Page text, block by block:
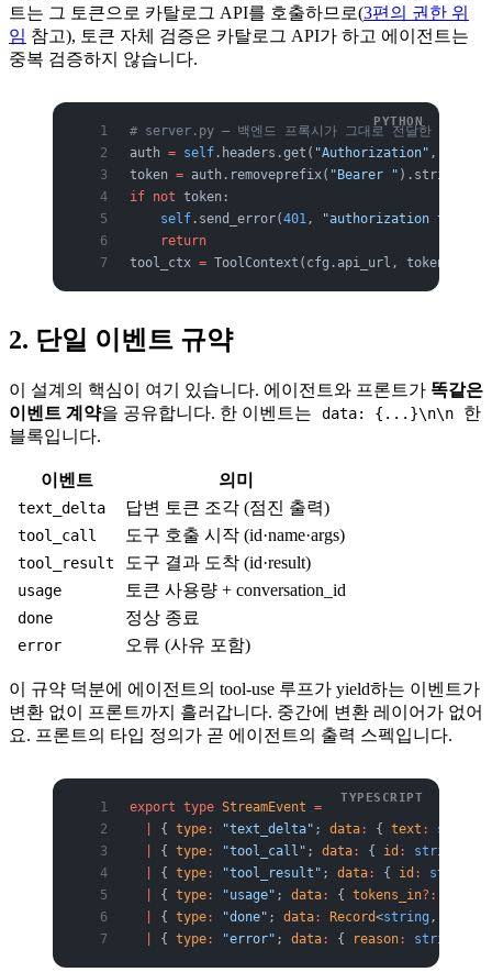
트는 그 토큰으로 카탈로그 API를 호출하므로(3편의 권한 위
임 참고), 토큰 자체 검증은 카탈로그 API가 하고 에이전트는
중복 검증하지 않습니다.
# server.py — 백엔드 프록시가 그대로 전달한 사용자
auth = self .headers.get( "Authorization" ,
token = auth.removeprefix( "Bearer " ).strip()
if not token:
    self
.send_error(401 ,
"authorization token
    return
tool_ctx = ToolContext(cfg.api_url, token)
2. 단일 이벤트 규약
이 설계의 핵심이 여기 있습니다. 에이전트와 프론트가 똑같은
이벤트 계약을 공유합니다. 한 이벤트는 data: {...}\n\n
한
블록입니다.
이벤트 의미
text_delta 답변 토큰 조각 (점진 출력)
tool_call 도구 호출 시작 (id·name·args)
tool_result 도구 결과 도착 (id·result)
usage 토큰 사용량 + conversation_id
done 정상 종료
error 오류 (사유 포함)
이 규약 덕분에 에이전트의 tool-use 루프가 yield하는 이벤트가
변환 없이 프론트까지 흘러갑니다. 중간에 변환 레이어가 없어
요. 프론트의 타입 정의가 곧 에이전트의 출력 스펙입니다.
export type StreamEvent =
{ type: "text_delta" ; data: { text : string
{ type: "tool_call" ; data: { id : string
{ type: "tool_result" ; data: { id : string
{ type: "usage" ; data: { tokens_in?:
{ type: "done" ; data: Record<string ,
{ type: "error" ; data: { reason: string